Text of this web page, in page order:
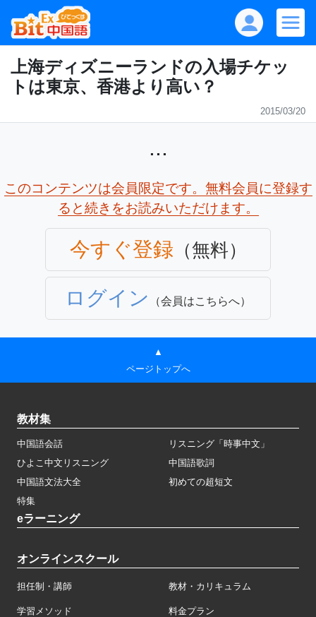
上海ディズニーランドの入場チケッ
トは東京、香港より高い？
2015/03/20
...
このコンテンツは会員限定です。無料会員に登録す
ると続きをお読みいただけます。
今すぐ登録 （無料）
ログイン （会員はこちらへ）
▲
ページトップへ
教材集
中国語会話
リスニング「時事中文」
ひよこ中文リスニング
中国語歌詞
中国語文法大全
初めての超短文
特集
eラーニング
オンラインスクール
担任制・講師 教材・カリキュラム
学習メソッド 料金プラン